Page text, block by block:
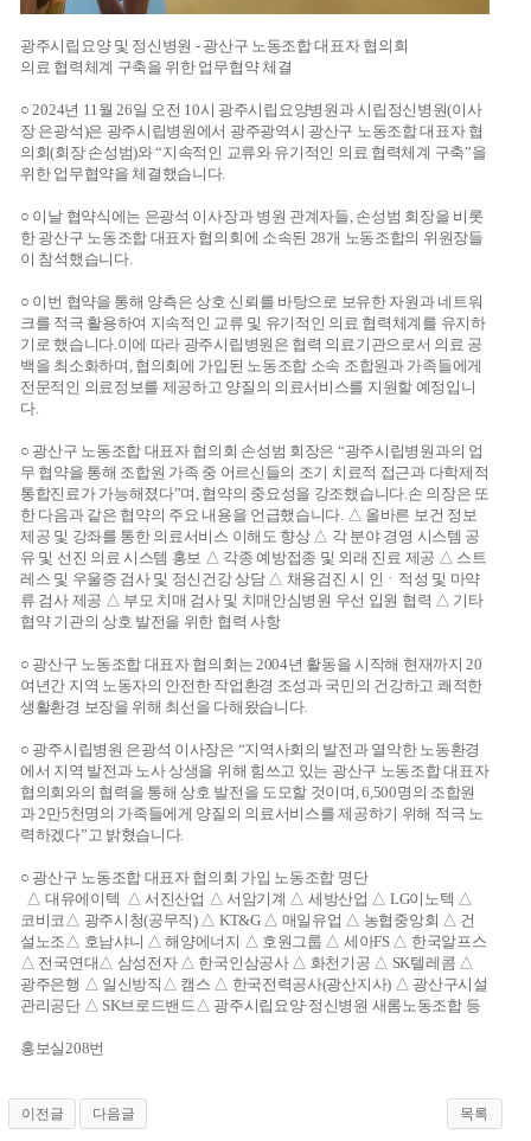
광주시립요양 및 정신병원 - 광산구 노동조합 대표자 협의회
의료 협력체계 구축을 위한 업무협약 체결
○ 2024년 11월 26일 오전 10시 광주시립요양병원과 시립정신병원(이사
장 은광석)은 광주시립병원에서 광주광역시 광산구 노동조합 대표자 협
의회(회장 손성범)와 “지속적인 교류와 유기적인 의료 협력체계 구축”을
위한 업무협약을 체결했습니다.
○ 이날 협약식에는 은광석 이사장과 병원 관계자들, 손성범 회장을 비롯
한 광산구 노동조합 대표자 협의회에 소속된 28개 노동조합의 위원장들
이 참석했습니다.
○ 이번 협약을 통해 양측은 상호 신뢰를 바탕으로 보유한 자원과 네트워
크를 적극 활용하여 지속적인 교류 및 유기적인 의료 협력체계를 유지하
기로 했습니다.이에 따라 광주시립병원은 협력 의료기관으로서 의료 공
백을 최소화하며, 협의회에 가입된 노동조합 소속 조합원과 가족들에게
전문적인 의료정보를 제공하고 양질의 의료서비스를 지원할 예정입니
다.
○ 광산구 노동조합 대표자 협의회 손성범 회장은 “광주시립병원과의 업
무 협약을 통해 조합원 가족 중 어르신들의 조기 치료적 접근과 다학제적
통합진료가 가능해졌다”며, 협약의 중요성을 강조했습니다.손 의장은 또
한 다음과 같은 협약의 주요 내용을 언급했습니다. △ 올바른 보건 정보
제공 및 강좌를 통한 의료서비스 이해도 향상 △ 각 분야 경영 시스템 공
유 및 선진 의료 시스템 홍보 △ 각종 예방접종 및 외래 진료 제공 △ 스트
레스 및 우울증 검사 및 정신건강 상담 △ 채용검진 시 인ㆍ적성 및 마약
류 검사 제공 △ 부모 치매 검사 및 치매안심병원 우선 입원 협력 △ 기타
협약 기관의 상호 발전을 위한 협력 사항
○ 광산구 노동조합 대표자 협의회는 2004년 활동을 시작해 현재까지 20
여년간 지역 노동자의 안전한 작업환경 조성과 국민의 건강하고 쾌적한
생활환경 보장을 위해 최선을 다해왔습니다.
○ 광주시립병원 은광석 이사장은 “지역사회의 발전과 열악한 노동환경
에서 지역 발전과 노사 상생을 위해 힘쓰고 있는 광산구 노동조합 대표자
협의회와의 협력을 통해 상호 발전을 도모할 것이며, 6,500명의 조합원
과 2만5천명의 가족들에게 양질의 의료서비스를 제공하기 위해 적극 노
력하겠다”고 밝혔습니다.
○ 광산구 노동조합 대표자 협의회 가입 노동조합 명단
△ 대유에이텍 △ 서진산업 △ 서암기계 △ 세방산업 △ LG이노텍 △
코비코△ 광주시청(공무직) △ KT&G △ 매일유업 △ 농협중앙회 △ 건
설노조△ 호남샤니 △ 해양에너지 △ 호원그룹 △ 세아FS △ 한국알프스
△ 전국연대△ 삼성전자 △ 한국인삼공사 △ 화천기공 △ SK텔레콤 △
광주은행 △ 일신방직△ 캠스 △ 한국전력공사(광산지사) △ 광산구시설
관리공단 △ SK브로드밴드△ 광주시립요양·정신병원 새롬노동조합 등
홍보실208번
이전글 다음글 목록